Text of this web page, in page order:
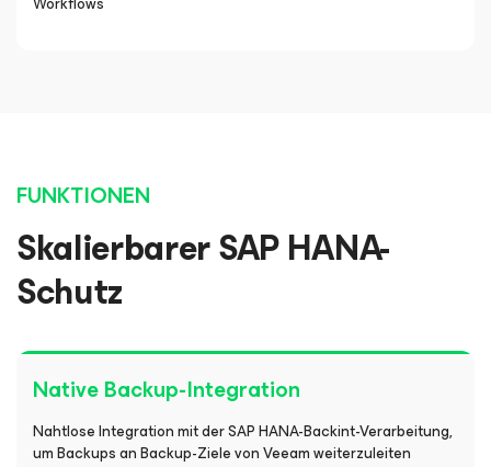
FUNKTIONEN
Skalierbarer SAP HANA-
Schutz
Native Backup-Integration
Nahtlose Integration mit der SAP HANA-Backint-Verarbeitung,
um Backups an Backup-Ziele von Veeam weiterzuleiten